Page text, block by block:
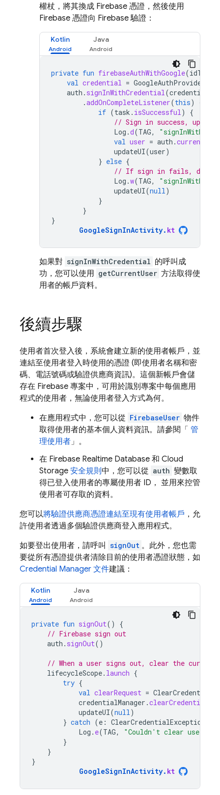
權杖，將其換成 Firebase 憑證，然後使用
Firebase 憑證向 Firebase 驗證：
Kotlin Java
private fun firebaseAuthWithGoogle(idToken
val credential = GoogleAuthProvider
auth . signInWithCredential(credential
.addOnCompleteListener(this) {
if (task . isSuccessful)
{
// Sign in success,
Log .d(TAG,
val user = auth .currentUser
updateUI(user)
} else {
// If sign in fails, display
Log .w(TAG,
updateUI(null)
}
}
}
GoogleSignInActivity. kt
如果對 signInWithCredential 的呼叫成
功，您可以使用 getCurrentUser 方法取得使
用者的帳戶資料。
後續步驟
使用者首次登入後，系統會建立新的使用者帳戶，並
連結至使用者登入時使用的憑證 (即使用者名稱和密
碼、電話號碼或驗證供應商資訊)。這個新帳戶會儲
存在 Firebase 專案中，可用於識別專案中每個應用
程式的使用者，無論使用者登入方式為何。
在應用程式中，您可以從 FirebaseUser 物件
取得使用者的基本個人資料資訊。請參閱「 管
理使用者」。
在 Firebase Realtime Database 和 Cloud
Storage 安全規則中，您可以從 auth 變數取
得已登入使用者的專屬使用者 ID， 並用來控管
使用者可存取的資料。
您可以將驗證供應商憑證連結至現有使用者帳戶 ，允
許使用者透過多個驗證供應商登入應用程式。
如要登出使用者，請呼叫 signOut 。此外，您也需
要從所有憑證提供者清除目前的使用者憑證狀態，如
Credential Manager 文件建議：
Kotlin Java
private fun signOut()
{
// Firebase sign out
auth . signOut()
// When a user signs out, clear the
lifecycleScope. launch {
try {
val clearRequest =
credentialManager .
updateUI(null)
} catch (e : ClearCredentialException
Log . e(TAG,
"Couldn't clear user
}
}
}
GoogleSignInActivity. kt